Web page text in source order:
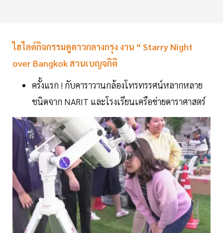
ไฮไลต์กิจกรรมดูดาวกลางกรุง งาน “ Starry Night
over Bangkok สวนเบญจกิติ
ครั้งแรก ! กับคาราวานกล้องโทรทรรศน์หลากหลาย
ชนิดจาก NARIT และโรงเรียนเครือข่ายดาราศาสตร์